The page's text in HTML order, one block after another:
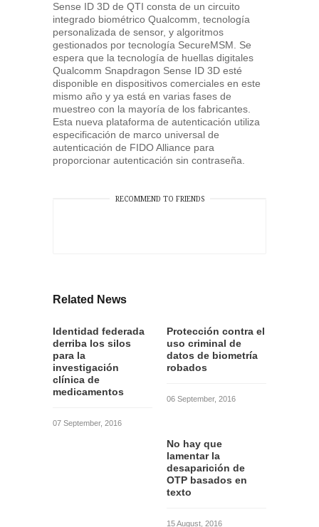
Sense ID 3D de QTI consta de un circuito
integrado biométrico Qualcomm, tecnología
personalizada de sensor, y algoritmos
gestionados por tecnología SecureMSM. Se
espera que la tecnología de huellas digitales
Qualcomm Snapdragon Sense ID 3D esté
disponible en dispositivos comerciales en este
mismo año y ya está en varias fases de
muestreo con la mayoría de los fabricantes.
Esta nueva plataforma de autenticación utiliza
especificación de marco universal de
autenticación de FIDO Alliance para
proporcionar autenticación sin contraseña.
RECOMMEND TO FRIENDS
Related News
Identidad federada
derriba los silos
para la
investigación
clínica de
medicamentos
07 September, 2016
Protección contra el
uso criminal de
datos de biometría
robados
06 September, 2016
No hay que
lamentar la
desaparición de
OTP basados en
texto
15 August, 2016